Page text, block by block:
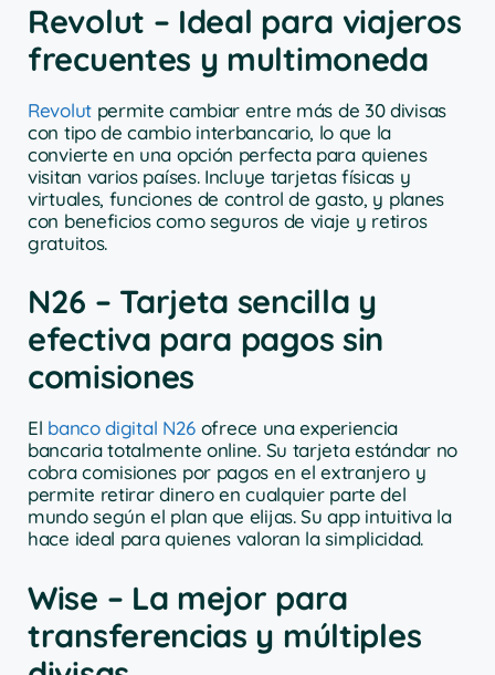
Revolut – Ideal para viajeros
frecuentes y multimoneda
Revolutpermite cambiar entre más de 30 divisas
con tipo de cambio interbancario, lo que la
convierte en una opción perfecta para quienes
visitan varios países. Incluye tarjetas físicas y
virtuales, funciones de control de gasto, y planes
con beneficios como seguros de viaje y retiros
gratuitos.
N26 – Tarjeta sencilla y
efectiva para pagos sin
comisiones
El banco digital N26 ofrece una experiencia
bancaria totalmente online. Su tarjeta estándar no
cobra comisiones por pagos en el extranjero y
permite retirar dinero en cualquier parte del
mundo según el plan que elijas. Su app intuitiva la
hace ideal para quienes valoran la simplicidad.
Wise – La mejor para
transferencias y múltiples